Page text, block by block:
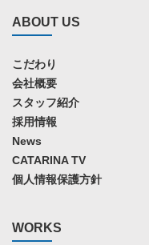
ABOUT US
こだわり
会社概要
スタッフ紹介
採用情報
News
CATARINA TV
個人情報保護方針
WORKS